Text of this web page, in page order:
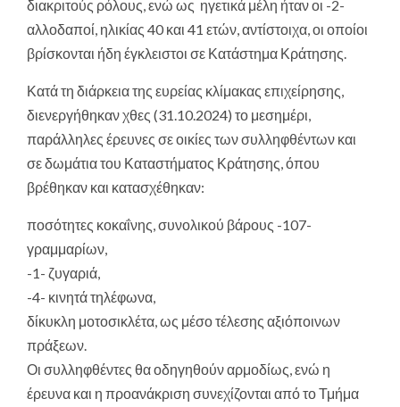
διακριτούς ρόλους, ενώ ως ηγετικά μέλη ήταν οι -2-
αλλοδαποί, ηλικίας 40 και 41 ετών, αντίστοιχα, οι οποίοι
βρίσκονται ήδη έγκλειστοι σε Κατάστημα Κράτησης.
Κατά τη διάρκεια της ευρείας κλίμακας επιχείρησης,
διενεργήθηκαν χθες (31.10.2024) το μεσημέρι,
παράλληλες έρευνες σε οικίες των συλληφθέντων και
σε δωμάτια του Καταστήματος Κράτησης, όπου
βρέθηκαν και κατασχέθηκαν:
ποσότητες κοκαΐνης, συνολικού βάρους -107-
γραμμαρίων,
-1- ζυγαριά,
-4- κινητά τηλέφωνα,
δίκυκλη μοτοσικλέτα, ως μέσο τέλεσης αξιόποινων
πράξεων.
Οι συλληφθέντες θα οδηγηθούν αρμοδίως, ενώ η
έρευνα και η προανάκριση συνεχίζονται από το Τμήμα